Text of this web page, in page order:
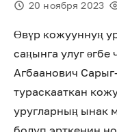
20 ноября 2023
Өвүр кожууннуң
саңынга улуг
Агбаанович
тураскааткан
уругларның ынак